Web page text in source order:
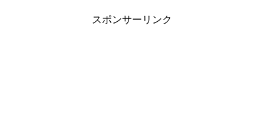
スポンサーリンク